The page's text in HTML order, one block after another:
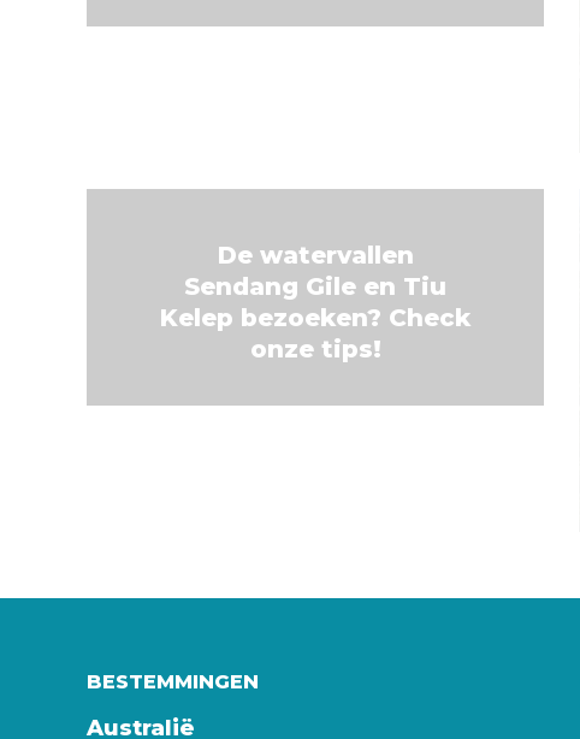
De watervallen
Sendang Gile en Tiu
Kelep bezoeken? Check
onze tips!
BESTEMMINGEN
Australië